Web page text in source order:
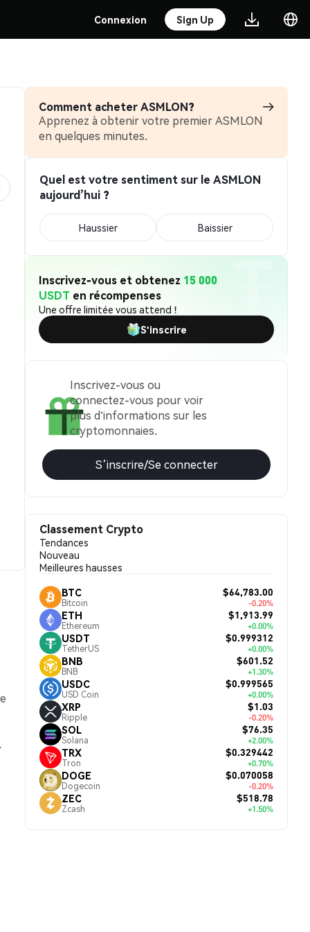
Connexion Sign Up
Comment acheter ASMLON?
Apprenez à obtenir votre premier ASMLON
en quelques minutes.
Quel est votre sentiment sur le ASMLON
aujourd’hui ?
Haussier Baissier
Inscrivez-vous et obtenez 15 000
USDT en récompenses
Une offre limitée vous attend !
S'inscrire
Inscrivez-vous ou
connectez-vous pour voir
plus d'informations sur les
cryptomonnaies.
S’inscrire/Se connecter
Classement Crypto
Tendances
Nouveau
Meilleures hausses
BTC
Bitcoin
$64,783.00
-0.20%
ETH
Ethereum
$1,913.99
+0.00%
USDT
TetherUS
$0.999312
+0.00%
BNB
BNB
$601.52
+1.30%
USDC
USD Coin
$0.999565
+0.00%
XRP
Ripple
$1.03
-0.20%
SOL
Solana
$76.35
+2.00%
TRX
Tron
$0.329442
+0.70%
DOGE
Dogecoin
$0.070058
-0.20%
ZEC
Zcash
$518.78
+1.50%